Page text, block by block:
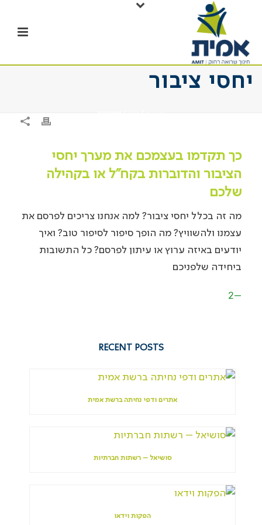
יחסי ציבור
כך תקדמו בעצמכם את מערך יחסי
הציבור והדוברות בקח”ל או בקהילה
שלכם
מה זה בכלל יחסי ציבור? למה אנחנו צריכים לפרסם את
עצמנו ולהשוויץ? מה הופך סיפור לסיפור טוב? ואיך
יודעים באיזה ערוץ או עיתון לפרסם? כל התשובות
ביחידה שלפניכם
–2
RECENT POSTS
אתרים ודפי נחיתה ברשת אמית
סושיאל – רשתות חברתיות
הפקות וידאו